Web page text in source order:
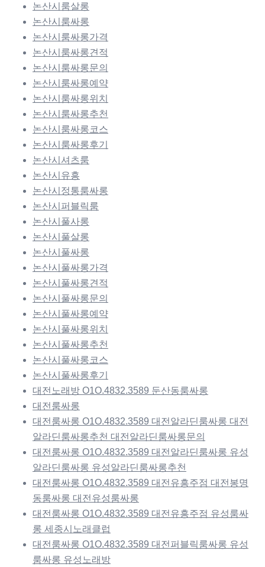
논산시룸살롱
논산시룸싸롱
논산시룸싸롱가격
논산시룸싸롱견적
논산시룸싸롱문의
논산시룸싸롱예약
논산시룸싸롱위치
논산시룸싸롱추천
논산시룸싸롱코스
논산시룸싸롱후기
논산시셔츠룸
논산시유흥
논산시정통룸싸롱
논산시퍼블릭룸
논산시풀사롱
논산시풀살롱
논산시풀싸롱
논산시풀싸롱가격
논산시풀싸롱견적
논산시풀싸롱문의
논산시풀싸롱예약
논산시풀싸롱위치
논산시풀싸롱추천
논산시풀싸롱코스
논산시풀싸롱후기
대전노래방 O1O.4832.3589 둔산동룸싸롱
대전룸싸롱
대전룸싸롱 O1O.4832.3589 대전알라딘룸싸롱 대전
알라딘룸싸롱추천 대전알라딘룸싸롱문의
대전룸싸롱 O1O.4832.3589 대전알라딘룸싸롱 유성
알라딘룸싸롱 유성알라딘룸싸롱추천
대전룸싸롱 O1O.4832.3589 대전유흥주점 대전봉명
동룸싸롱 대전유성룸싸롱
대전룸싸롱 O1O.4832.3589 대전유흥주점 유성룸싸
롱 세종시노래클럽
대전룸싸롱 O1O.4832.3589 대전퍼블릭룸싸롱 유성
룸싸롱 유성노래방